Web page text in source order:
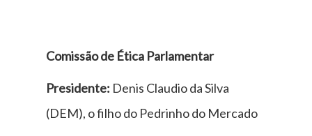
Comissão de Ética Parlamentar
Presidente: Denis Claudio da Silva
(DEM), o filho do Pedrinho do Mercado